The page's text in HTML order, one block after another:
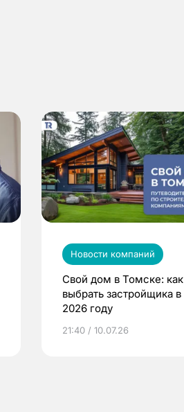
Новости компаний
Свой дом в Томске: как
выбрать застройщика в
2026 году
21:40 / 10.07.26